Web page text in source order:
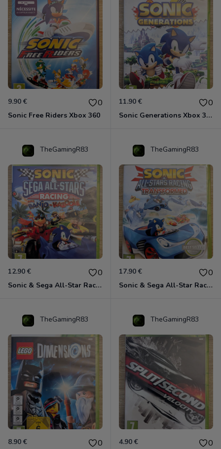
9.90 € 0
Sonic Free Riders Xbox 360
11.90 € 0
Sonic Generations Xbox 360
TheGamingR83
12.90 € 0
Sonic & Sega All-Star Racing avec Banjo-Kazooie Xbox 360
TheGamingR83
17.90 € 0
Sonic & Sega All-Star Racing - Transformed Xbox 360
TheGamingR83
8.90 € 0
TheGamingR83
4.90 € 0